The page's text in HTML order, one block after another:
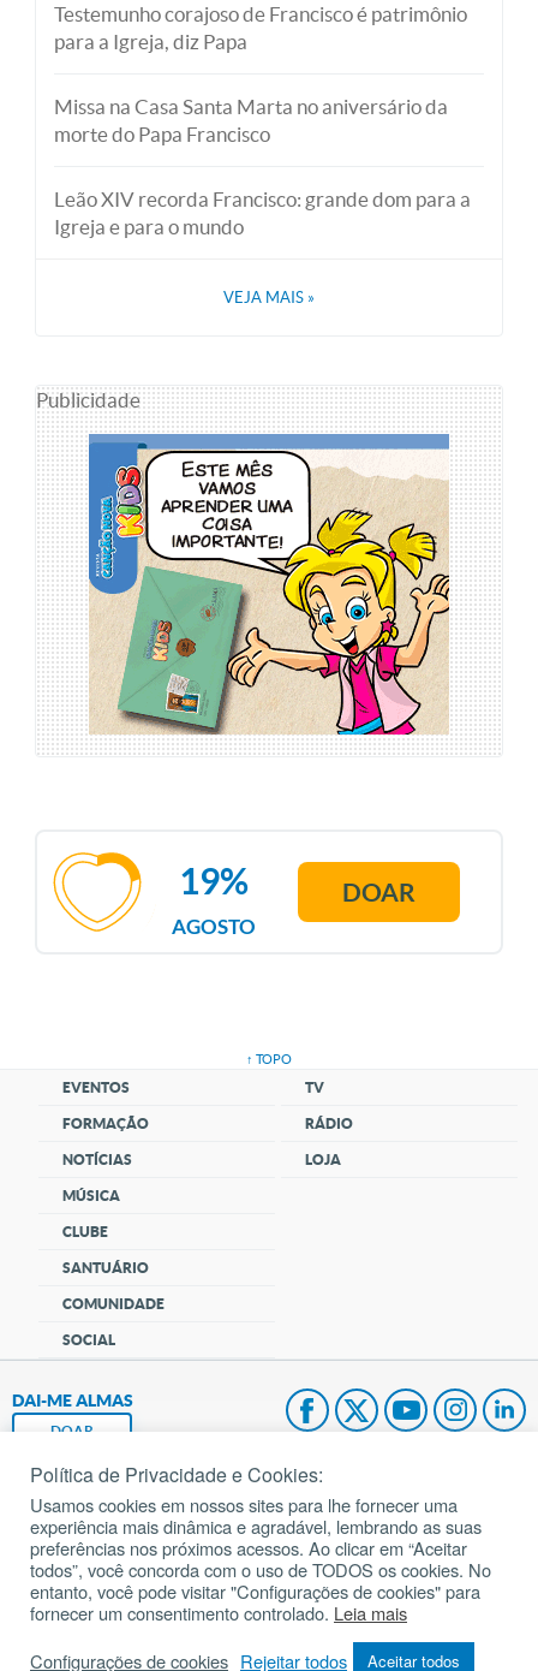
Testemunho corajoso de Francisco é patrimônio
para a Igreja, diz Papa
Missa na Casa Santa Marta no aniversário da
morte do Papa Francisco
Leão XIV recorda Francisco: grande dom para a
Igreja e para o mundo
VEJA MAIS »
Publicidade
AGOSTO
19% DOAR
↑ TOPO
EVENTOS
FORMAÇÃO
NOTÍCIAS
MÚSICA
CLUBE
SANTUÁRIO
COMUNIDADE
SOCIAL
TV
RÁDIO
LOJA
DAI-ME ALMAS
DOAR
Fundação João Paulo II
Pedido de Oração
Mapa do site
Política de Privacidade e Cookies:
Usamos cookies em nossos sites para lhe fornecer uma
experiência mais dinâmica e agradável, lembrando as suas
preferências nos próximos acessos. Ao clicar em “Aceitar
todos”, você concorda com o uso de TODOS os cookies. No
entanto, você pode visitar "Configurações de cookies" para
fornecer um consentimento controlado. Leia mais
Configurações de cookies Rejeitar todos Aceitar todos